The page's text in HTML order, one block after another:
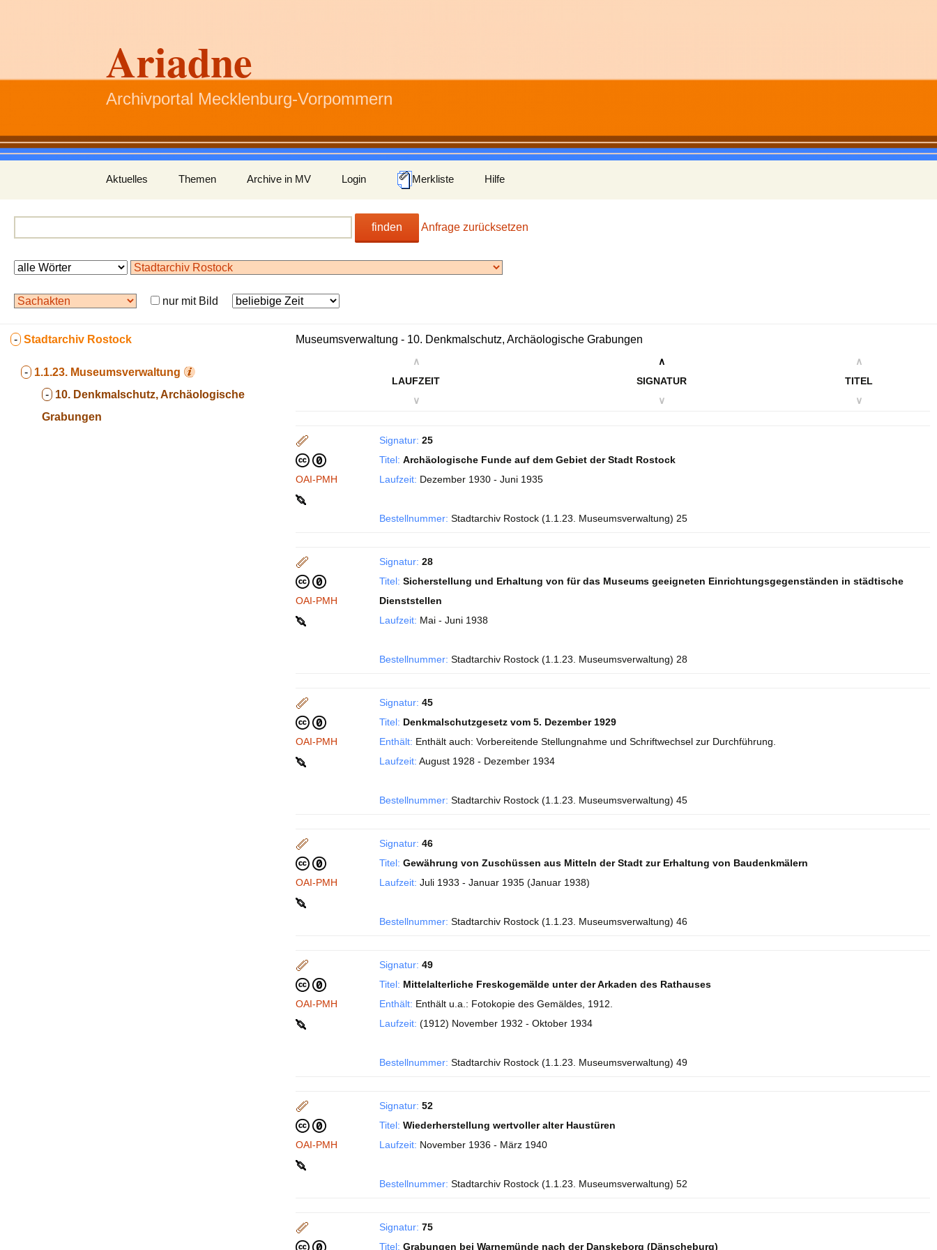
Ariadne
Archivportal Mecklenburg-Vorpommern
Inhalt
springen
Aktuelles Themen Archive in MV Login Merkliste Hilfe
finden Anfrage zurücksetzen
nur mit Bild
- Stadtarchiv Rostock
- 1.1.23. Museumsverwaltung
- 10. Denkmalschutz, Archäologische
Grabungen
Museumsverwaltung - 10. Denkmalschutz, Archäologische Grabungen
∧
LAUFZEIT
∨
∧
SIGNATUR
∨
∧
TITEL
∨
OAI-PMH
Signatur: 25
Titel: Archäologische Funde auf dem Gebiet der Stadt Rostock
Laufzeit: Dezember 1930 - Juni 1935
Bestellnummer: Stadtarchiv Rostock (1.1.23. Museumsverwaltung) 25
OAI-PMH
Signatur: 28
Titel: Sicherstellung und Erhaltung von für das Museums geeigneten Einrichtungsgegenständen in städtische
Dienststellen
Laufzeit: Mai - Juni 1938
Bestellnummer: Stadtarchiv Rostock (1.1.23. Museumsverwaltung) 28
OAI-PMH
Signatur: 45
Titel: Denkmalschutzgesetz vom 5. Dezember 1929
Enthält: Enthält auch: Vorbereitende Stellungnahme und Schriftwechsel zur Durchführung.
Laufzeit: August 1928 - Dezember 1934
Bestellnummer: Stadtarchiv Rostock (1.1.23. Museumsverwaltung) 45
OAI-PMH
Signatur: 46
Titel: Gewährung von Zuschüssen aus Mitteln der Stadt zur Erhaltung von Baudenkmälern
Laufzeit: Juli 1933 - Januar 1935 (Januar 1938)
Bestellnummer: Stadtarchiv Rostock (1.1.23. Museumsverwaltung) 46
OAI-PMH
Signatur: 49
Titel: Mittelalterliche Freskogemälde unter der Arkaden des Rathauses
Enthält: Enthält u.a.: Fotokopie des Gemäldes, 1912.
Laufzeit: (1912) November 1932 - Oktober 1934
Bestellnummer: Stadtarchiv Rostock (1.1.23. Museumsverwaltung) 49
OAI-PMH
Signatur: 52
Titel: Wiederherstellung wertvoller alter Haustüren
Laufzeit: November 1936 - März 1940
Bestellnummer: Stadtarchiv Rostock (1.1.23. Museumsverwaltung) 52
Signatur: 75
Titel: Grabungen bei Warnemünde nach der Danskeborg (Dänscheburg)